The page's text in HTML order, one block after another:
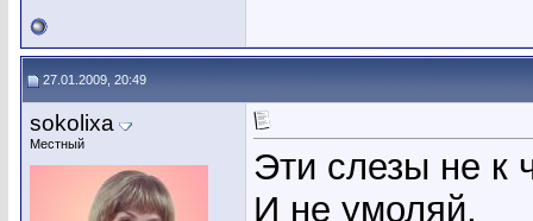
27.01.2009, 20:49
sokolixa
Местный
Эти слезы не к
И не умоляй,